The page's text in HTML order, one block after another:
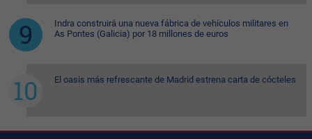
Indra construirá una nueva fábrica de vehículos militares en
As Pontes (Galicia) por 18 millones de euros
El oasis más refrescante de Madrid estrena carta de cócteles